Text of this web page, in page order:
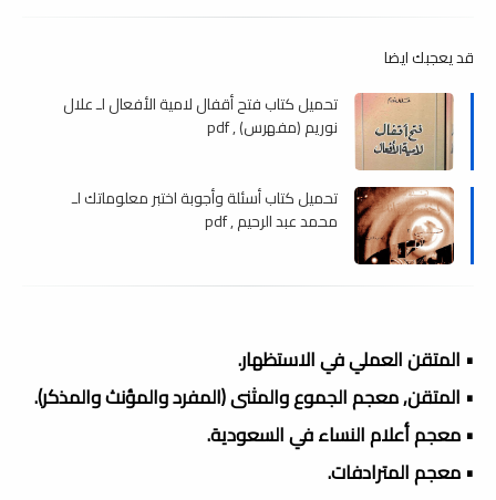
قد يعجبك ايضا
تحميل كتاب فتح أقفال لامية الأفعال لـ علال
نوريم (مفهرس) , pdf
تحميل كتاب أسئلة وأجوبة اختبر معلوماتك لـ
محمد عبد الرحيم , pdf
• المتقن العملي في الاستظهار.
• المتقن, معجم الجموع والمثنى (المفرد والمؤنث والمذكر).
• معجم أعلام النساء في السعودية.
• معجم المترادفات.